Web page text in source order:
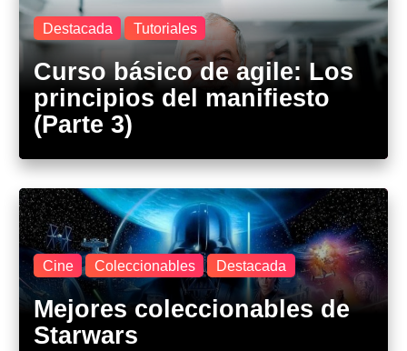
Destacada Tutoriales
Curso básico de agile: Los
principios del manifiesto
(Parte 3)
Cine Coleccionables Destacada
Mejores coleccionables de
Starwars